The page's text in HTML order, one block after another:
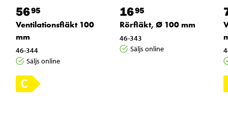
5695
Ventilationsfläkt 100
mm
46-344
Säljs online
1695
Rörfläkt, Ø 100 mm
46-343
Säljs online